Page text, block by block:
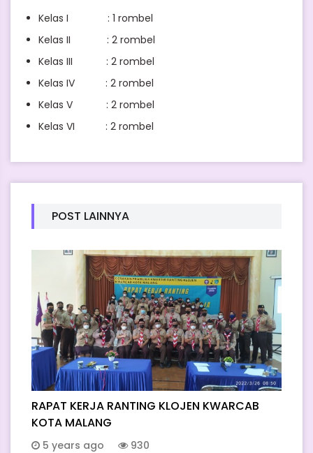
Kelas I : 1 rombel
Kelas II : 2 rombel
Kelas III : 2 rombel
Kelas IV : 2 rombel
Kelas V : 2 rombel
Kelas VI : 2 rombel
POST LAINNYA
RAPAT KERJA RANTING KLOJEN KWARCAB
KOTA MALANG
5 years ago 930